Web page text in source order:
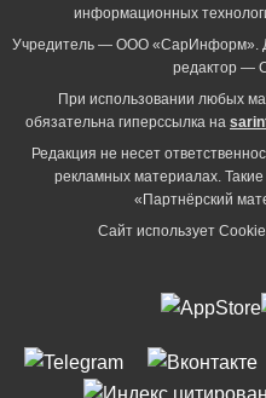
информационных
Учредитель — ООО «СарИнформ».
редактор —
При использовании любых
обязательна гиперссылка на
Редакция не несет
рекламных материалах.
«Партнёрский
Сайт использует